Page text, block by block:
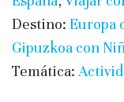
Destino: Europa
Gipuzkoa con
Temática: